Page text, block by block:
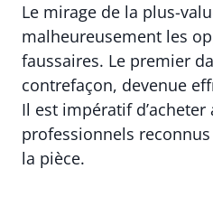
Le mirage de la plus-
malheureusement les
faussaires. Le premier
contrefaçon, devenue
Il est impératif d’acheter
professionnels
la pièce.